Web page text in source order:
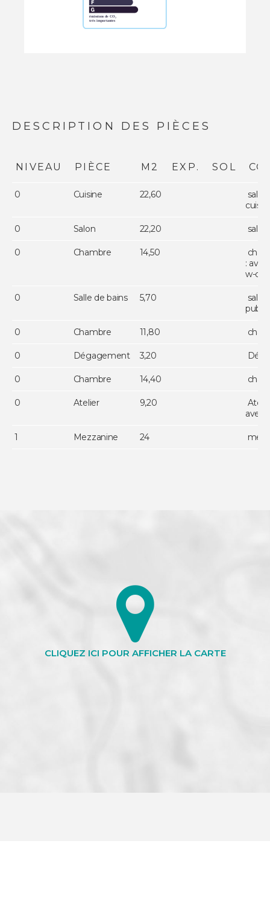
DESCRIPTION DES PIÈCES
NIVEAU PIÈCE M2 EXP. SOL
0 Cuisine 22,60
salle
0 Salon 22,20
0 Chambre 14,50
:
w-c
0 Salle de bains 5,70
salle
0 Chambre 11,80
0 Dégagement 3,20
0 Chambre 14,40
0 Atelier 9,20
avec
1 Mezzanine 24